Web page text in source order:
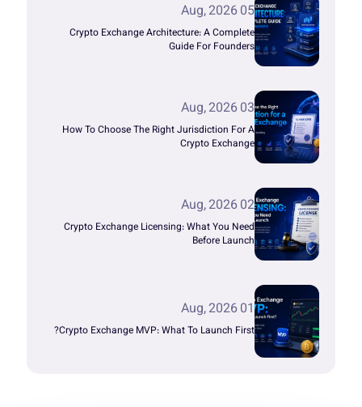
05 Aug, 2026
Crypto Exchange Architecture: A Complete
Guide For Founders
03 Aug, 2026
How To Choose The Right Jurisdiction For A
Crypto Exchange
02 Aug, 2026
Crypto Exchange Licensing: What You Need
Before Launch
01 Aug, 2026
Crypto Exchange MVP: What To Launch First?